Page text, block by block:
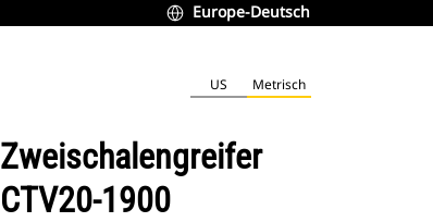
Europe-Deutsch
US Metrisch
Zweischalengreifer
CTV20-1900